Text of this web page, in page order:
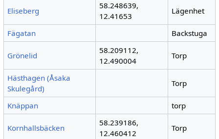
Eliseberg
58.248639,
12.41653
Lägenhet
Fägatan Backstuga
Grönelid
58.209112,
12.490004
Torp
Hästhagen (Åsaka
Skulegård)
Torp
Knäppan torp
Kornhallsbäcken
58.239186,
12.460412
Torp